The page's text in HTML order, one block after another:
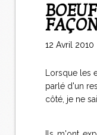
BOEUF "ASIATIQUE" A MA
12 Avril 2010
Lorsque les
parlé d'un
côté, je ne